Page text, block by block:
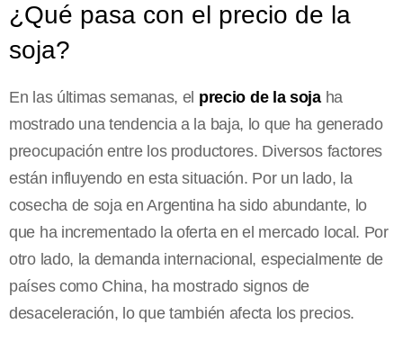
¿Qué pasa con el precio de la
soja?
En las últimas semanas, el precio de la sojaha
mostrado una tendencia a la baja, lo que ha generado
preocupación entre los productores. Diversos factores
están influyendo en esta situación. Por un lado, la
cosecha de soja en Argentina ha sido abundante, lo
que ha incrementado la oferta en el mercado local. Por
otro lado, la demanda internacional, especialmente de
países como China, ha mostrado signos de
desaceleración, lo que también afecta los precios.